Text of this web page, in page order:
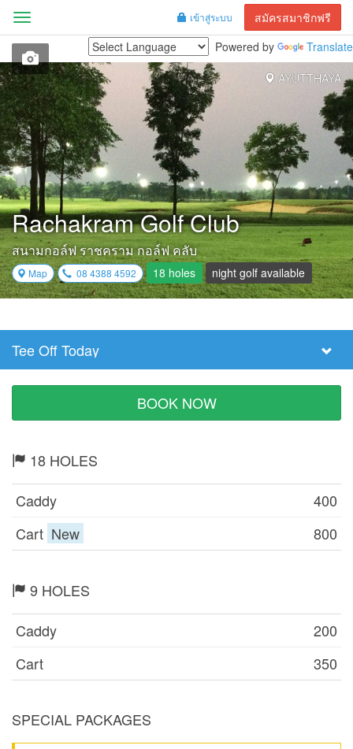
เข้าสู่ระบบ สมัครสมาชิกฟรี
Menu
Powered by
Translate
AYUTTHAYA
Rachakram Golf Club
สนามกอล์ฟ ราชคราม กอล์ฟ คลับ
Map 08 4388 4592 18 holes night golf available
Select
Tee
Time
Tee Off Today
BOOK NOW
18 HOLES
Caddy
400
Cart New 800
9 HOLES
Caddy
200
Cart
350
SPECIAL PACKAGES